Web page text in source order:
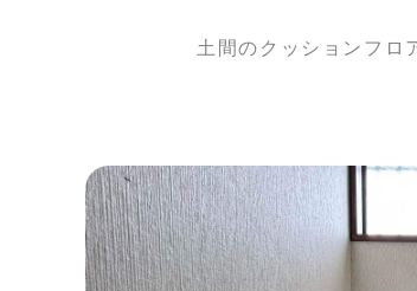
土間のクッションフロ